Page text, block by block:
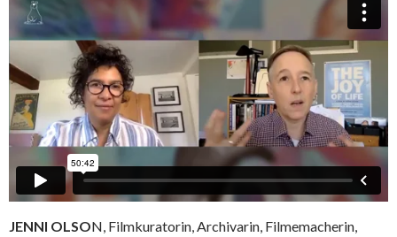
JENNI OLSON, Filmkuratorin, Archivarin, Filmemacherin,